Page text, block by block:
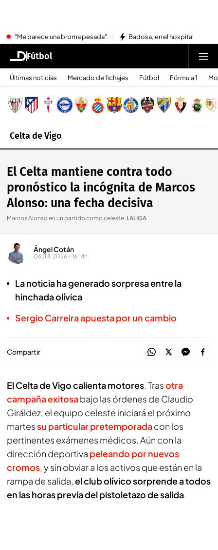
"Me parece una broma pesada" Badosa, en el hospital
Fútbol
Últimas noticias Mercado de fichajes Fútbol Fórmula 1
Celta de Vigo
El Celta mantiene contra todo
pronóstico la incógnita de Marcos
Alonso: una fecha decisiva
Marcos Alonso en un partido como celeste. LALIGA
Ángel Cotán
06 JUL 2026 - 16:14h.
La noticia ha generado sorpresa entre la
hinchada olívica
Sergio Carreira apuesta por un cambio
Compartir
El Celta de Vigo calienta motores. Trasotra
campaña exitosabajo las órdenes de Claudio
Giráldez, el equipo celeste iniciará el próximo
martessu particular pretemporadacon los
pertinentes exámenes médicos. Aún con la
dirección deportiva peleando por nuevos
cromos, y sin obviar a los activos que están en la
rampa de salida, el club olívico sorprende a todos
en las horas previa del pistoletazo de salida.